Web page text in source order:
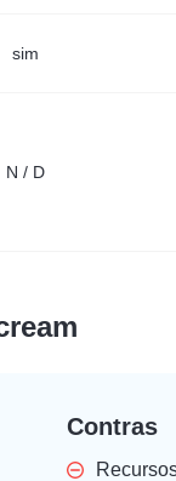
sim
N / D
Contras